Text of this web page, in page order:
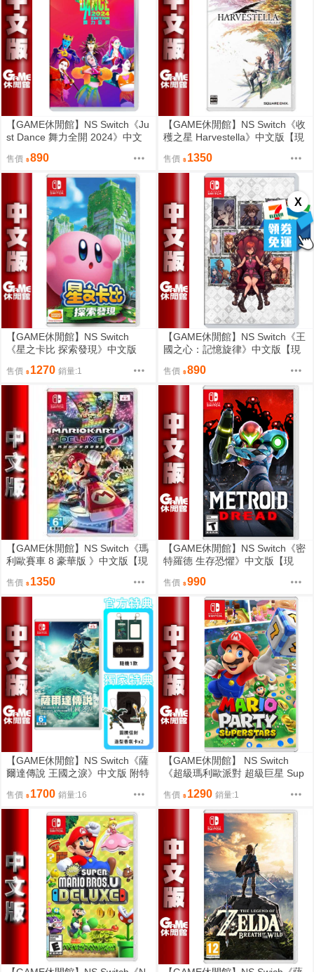
X
【GAME休閒館】NS Switch《Ju
st Dance 舞力全開 2024》中文
售價 890
【GAME休閒館】NS Switch《收
穫之星 Harvestella》中文版【現
售價 1350
【GAME休閒館】NS Switch
《星之卡比 探索發現》中文版
售價 1270 銷量:1
【GAME休閒館】NS Switch《王
國之心：記憶旋律》中文版【現
售價 890
【GAME休閒館】NS Switch《瑪
利歐賽車 8 豪華版 》中文版【現
售價 1350
【GAME休閒館】NS Switch《密
特羅德 生存恐懼》中文版【現
售價 990
【GAME休閒館】NS Switch《薩
爾達傳說 王國之淚》中文版 附特
售價 1700 銷量:16
【GAME休閒館】 NS Switch
《超級瑪利歐派對 超級巨星 Sup
H0850
售價 1290 銷量:1